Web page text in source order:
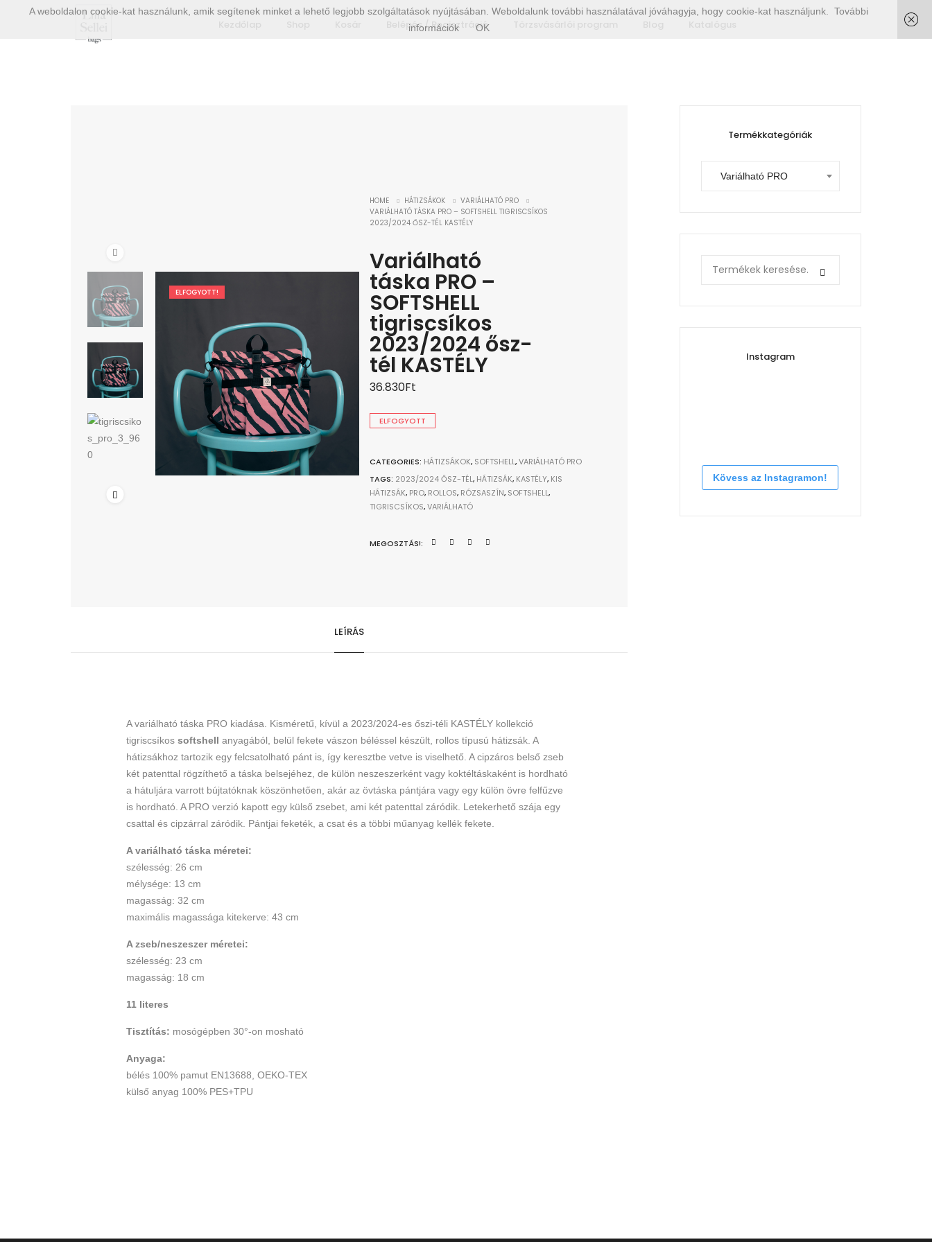
Belépés / Regisztráció
ELFOGYOTT!
HOME HÁTIZSÁKOK
VARIÁLHATÓ PRO
VARIÁLHATÓ TÁSKA PRO – SOFTSHELL TIGRISCSÍKOS
2023/2024 ŐSZ-TÉL KASTÉLY
Variálható
táska PRO –
SOFTSHELL
tigriscsíkos
2023/2024 ősz-
tél KASTÉLY
36.830Ft
ELFOGYOTT
CATEGORIES: HÁTIZSÁKOK, SOFTSHELL,VARIÁLHATÓ PRO
TAGS: 2023/2024 ŐSZ-TÉL, HÁTIZSÁK, KASTÉLY, KIS
HÁTIZSÁK, PRO, ROLLOS, RÓZSASZÍN, SOFTSHELL,
TIGRISCSÍKOS,VARIÁLHATÓ
MEGOSZTÁS!:
LEÍRÁS
A variálható táska PRO kiadása. Kisméretű, kívül a 2023/2024-es őszi-téli KASTÉLY kollekció
tigriscsíkossoftshell anyagából
belül fekete vászon béléssel készült, rollos típusú hátizsák. A
hátizsákhoz tartozik egy felcsatolható pánt is, így keresztbe vetve is viselhető. A cipzáros belső zseb
két patenttal rögzíthető a táska belsejéhez, de külön neszeszerként vagy koktéltáskaként is hordható
a hátuljára varrott bújtatóknak köszönhetően, akár az övtáska pántjára vagy egy külön övre felfűzve
is hordható. A PRO verzió kapott egy külső zsebet, ami két patenttal záródik. Letekerhető szája egy
csattal és cipzárral záródik. Pántjai feketék, a csat és a többi műanyag kellék fekete.
A variálható táska méretei:
szélesség: 26 cm
mélysége: 13 cm
magasság: 32 cm
maximális magassága kitekerve: 43 cm
A zseb/neszeszer méretei:
szélesség: 23 cm
magasság: 18 cm
11 literes
Tisztítás: mosógépben 30°-on mosható
Anyaga:
bélés 100% pamut EN13688, OEKO-TEX
külső anyag 100% PES+TPU
Termékkategóriák
Variálható PRO
for:
Instagram
Kövess az Instagramon!
A weboldalon cookie-kat használunk, amik segítenek minket a lehető legjobb szolgáltatások nyújtásában. Weboldalunk további használatával jóváhagyja, hogy cookie-kat használjunk.
További
információk
OK